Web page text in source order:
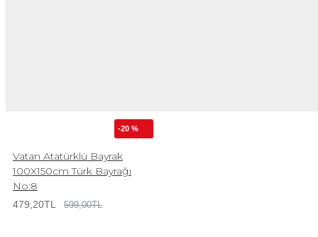
-20 %
Vatan Atatürklü Bayrak
100X150cm Türk Bayrağı
No:8
479,20TL 599,00TL